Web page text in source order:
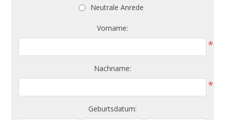
Neutrale Anrede
Vorname:
*
Nachname:
*
Geburtsdatum: